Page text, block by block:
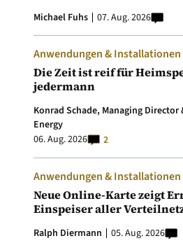
Michael Fuhs 07. Aug. 2026
Anwendungen & Installationen
Die Zeit ist reif für
jedermann
Konrad Schade, Managing Director
Energy
06. Aug. 2026
2
Anwendungen & Installationen
Neue Online-Karte zeigt
Einspeiser aller
Ralph Diermann 05. Aug. 2026